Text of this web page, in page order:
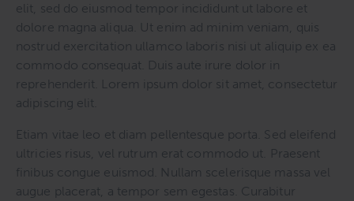
elit, sed do eiusmod tempor incididunt ut labore et
dolore magna aliqua. Ut enim ad minim veniam, quis
nostrud exercitation ullamco laboris nisi ut aliquip ex ea
commodo consequat. Duis aute irure dolor in
reprehenderit. Lorem ipsum dolor sit amet, consectetur
adipiscing elit.
Etiam vitae leo et diam pellentesque porta. Sed eleifend
ultricies risus, vel rutrum erat commodo ut. Praesent
finibus congue euismod. Nullam scelerisque massa vel
augue placerat, a tempor sem egestas. Curabitur